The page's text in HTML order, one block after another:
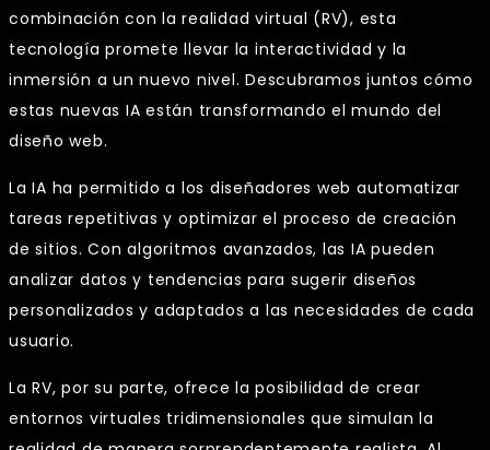
combinación con la realidad virtual (RV), esta
tecnología promete llevar la interactividad y la
inmersión a un nuevo nivel. Descubramos juntos cómo
estas nuevas IA están transformando el mundo del
diseño web.
La IA ha permitido a los diseñadores web automatizar
tareas repetitivas y optimizar el proceso de creación
de sitios. Con algoritmos avanzados, las IA pueden
analizar datos y tendencias para sugerir diseños
personalizados y adaptados a las necesidades de cada
usuario.
La RV, por su parte, ofrece la posibilidad de crear
entornos virtuales tridimensionales que simulan la